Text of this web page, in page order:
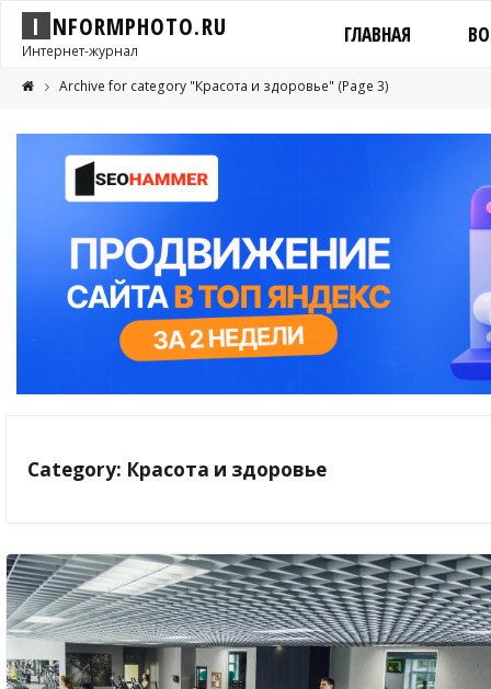
I NFORMPHOTO.RU
Интернет-журнал
ГЛАВНАЯ
Archive for category "Красота и здоровье" (Page 3)
Category: Красота и здоровье